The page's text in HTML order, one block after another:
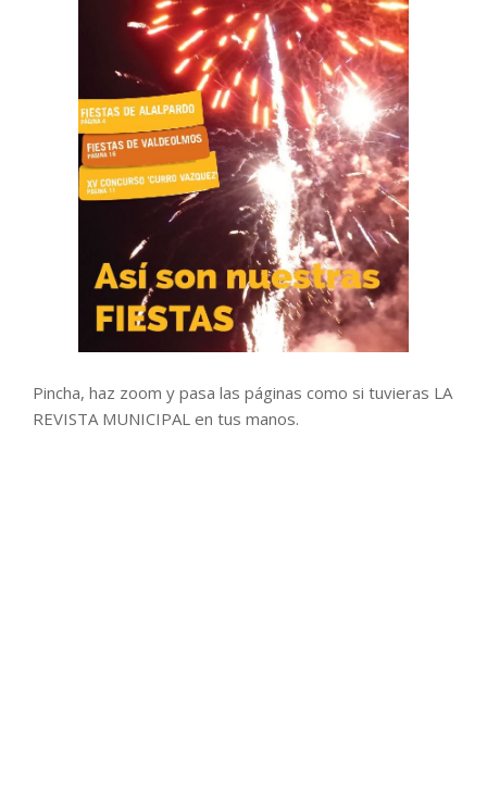
Pincha, haz zoom y pasa las páginas como si tuvieras LA
REVISTA MUNICIPAL en tus manos.